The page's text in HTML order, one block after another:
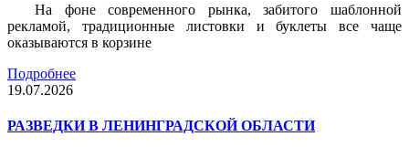
На фоне современного рынка, забитого шаблонной
рекламой, традиционные листовки и буклеты все чаще
оказываются в корзине
Подробнее
19.07.2026
РАЗВЕДКИ В ЛЕНИНГРАДСКОЙ ОБЛАСТИ